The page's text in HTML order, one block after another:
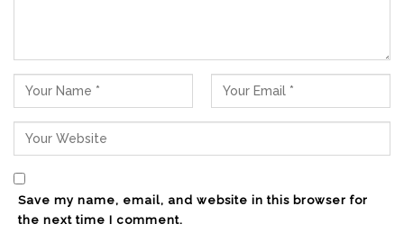
Save my name, email, and website in this browser for
the next time I comment.